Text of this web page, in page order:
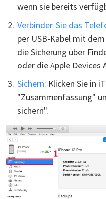
wenn sie bereits
Verbinden Sie das
per USB-Kabel mit
die Sicherung über
oder die Apple Devices
Sichern: Klicken Sie in
"Zusammenfassung"
sichern".